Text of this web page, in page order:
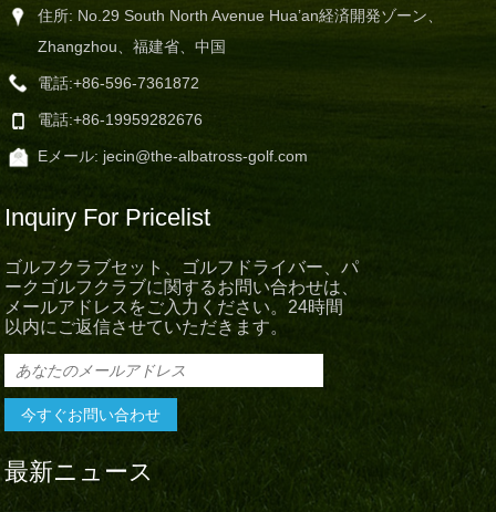
住所: No.29 South North Avenue Hua’an経済開発ゾーン、
Zhangzhou、福建省、中国
電話:+86-596-7361872
電話:+86-19959282676
Eメール: jecin@the-albatross-golf.com
Inquiry For Pricelist
ゴルフクラブセット、ゴルフドライバー、パ
ークゴルフクラブに関するお問い合わせは、
メールアドレスをご入力ください。24時間
以内にご返信させていただきます。
最新ニュース